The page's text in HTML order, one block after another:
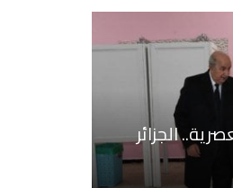
الجزائر